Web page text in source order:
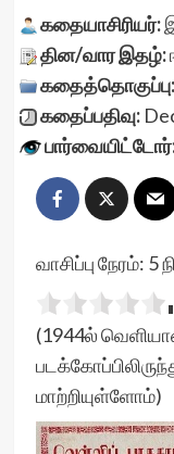
கதையாசிரியர்:
தின/வார இதழ்:
கதைத்தொகுப்பு:
கதைப்பதிவு:
வாசிப்பு நேரம்: 5
(1944ல்
மாற்றியுள்ளோம்)